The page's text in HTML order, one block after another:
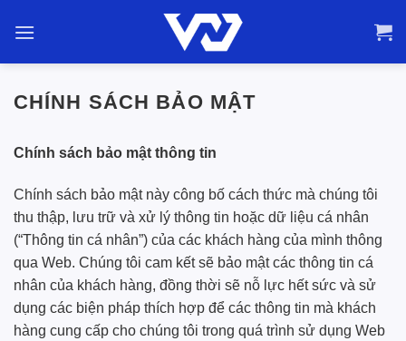
qua
CHÍNH SÁCH BẢO MẬT
Chính sách bảo mật thông tin
Chính sách bảo mật này công bố cách thức mà chúng tôi
thu thập, lưu trữ và xử lý thông tin hoặc dữ liệu cá nhân
(“Thông tin cá nhân”) của các khách hàng của mình thông
qua Web. Chúng tôi cam kết sẽ bảo mật các thông tin cá
nhân của khách hàng, đồng thời sẽ nỗ lực hết sức và sử
dụng các biện pháp thích hợp để các thông tin mà khách
hàng cung cấp cho chúng tôi trong quá trình sử dụng Web